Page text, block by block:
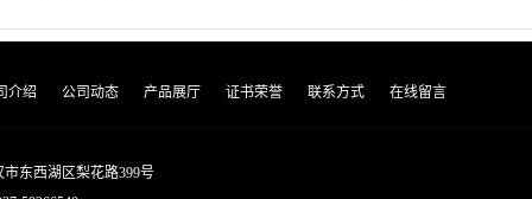
介绍 公司动态 产品展厅 证书荣誉 联系方式 在线留言
市东西湖区梨花路399号